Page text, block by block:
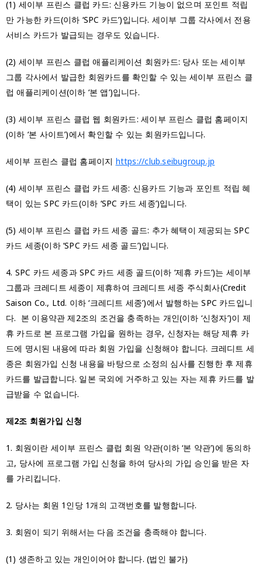
(1) 세이부 프린스 클럽 카드: 신용카드 기능이 없으며 포인트 적립
만 가능한 카드(이하 ‘SPC 카드’)입니다. 세이부 그룹 각사에서 전용
서비스 카드가 발급되는 경우도 있습니다.
(2) 세이부 프린스 클럽 애플리케이션 회원카드: 당사 또는 세이부
그룹 각사에서 발급한 회원카드를 확인할 수 있는 세이부 프린스 클
럽 애플리케이션(이하 ‘본 앱’)입니다.
(3) 세이부 프린스 클럽 웹 회원카드: 세이부 프린스 클럽 홈페이지
(이하 ‘본 사이트’)에서 확인할 수 있는 회원카드입니다.
세이부 프린스 클럽 홈페이지 https://club.seibugroup.jp
(4) 세이부 프린스 클럽 카드 세종: 신용카드 기능과 포인트 적립 혜
택이 있는 SPC 카드(이하 ‘SPC 카드 세종’)입니다.
(5) 세이부 프린스 클럽 카드 세종 골드: 추가 혜택이 제공되는 SPC
카드 세종(이하 ‘SPC 카드 세종 골드’)입니다.
4. SPC 카드 세종과 SPC 카드 세종 골드(이하 ‘제휴 카드’)는 세이부
그룹과 크레디트 세종이 제휴하여 크레디트 세종 주식회사(Credit
Saison Co., Ltd. 이하 ‘크레디트 세종’)에서 발행하는 SPC 카드입니
다. 본 이용약관 제2조의 조건을 충족하는 개인(이하 ‘신청자’)이 제
휴 카드로 본 프로그램 가입을 원하는 경우, 신청자는 해당 제휴 카
드에 명시된 내용에 따라 회원 가입을 신청해야 합니다. 크레디트 세
종은 회원가입 신청 내용을 바탕으로 소정의 심사를 진행한 후 제휴
카드를 발급합니다. 일본 국외에 거주하고 있는 자는 제휴 카드를 발
급받을 수 없습니다.
제2조 회원가입 신청
1. 회원이란 세이부 프린스 클럽 회원 약관(이하 ‘본 약관’)에 동의하
고, 당사에 프로그램 가입 신청을 하여 당사의 가입 승인을 받은 자
를 가리킵니다.
2. 당사는 회원 1인당 1개의 고객번호를 발행합니다.
3. 회원이 되기 위해서는 다음 조건을 충족해야 합니다.
(1) 생존하고 있는 개인이어야 합니다. (법인 불가)